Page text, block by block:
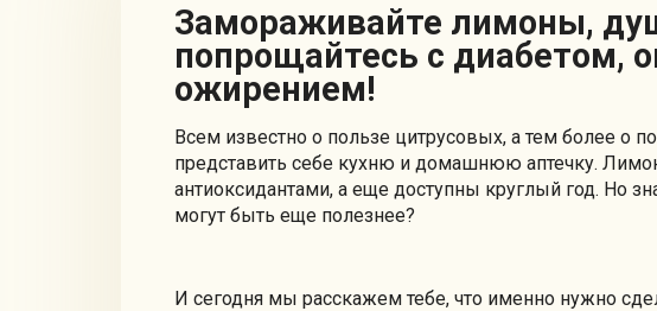
Замораживайте лимоны, душечка, и
попрощайтесь с диабетом,
ожирением!
Всем известно о пользе цитрусовых, а тем более о
представить себе кухню и домашнюю аптечку.
антиоксидантами, а еще доступны круглый год. Но
могут быть еще полезнее?
И сегодня мы расскажем тебе, что именно нужно